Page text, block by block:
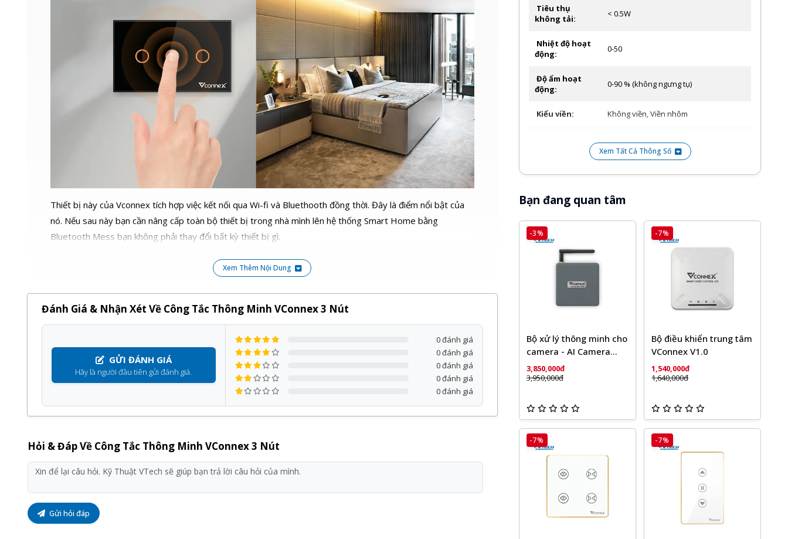
Thiết bị này của Vconnex tích hợp việc kết nối qua Wi-fi và Bluethooth đồng thời. Đây là điểm nổi bật của
nó. Nếu sau này bạn cần nâng cấp toàn bộ thiết bị trong nhà mình lên hệ thống Smart Home bằng
Bluetooth Mess bạn không phải thay đổi bất kỳ thiết bị gì.
Các tính năng của công tắc thông minh Vconnex
Xem Thêm Nội Dung
Đánh Giá & Nhận Xét Về Công Tắc Thông Minh VConnex 3 Nút
GỬI ĐÁNH GIÁ
Hãy là người đầu tiên gửi đánh giá.
0 đánh giá
0 đánh giá
0 đánh giá
0 đánh giá
0 đánh giá
Hỏi & Đáp Về Công Tắc Thông Minh VConnex 3 Nút
Gửi hỏi đáp
Tiêu thụ
không tải:
< 0.5W
Nhiệt độ hoạt
động:
0-50
Độ ẩm hoạt
động:
0-90 % (không ngưng tụ)
Kiểu viền: Không viền, Viền nhôm
(Vuông)
Màu sắc: Trắng, Đen
Ứng dụng
quản lý:
Vhomenex (iOS, Android)
Xem Tất Cả Thông Số
Bạn đang quan tâm
-3%
Bộ xử lý thông minh cho
camera - AI Camera
Hub
3,850,000đ
3,950,000đ
-7%
Bộ điều khiển trung tâm
VConnex V1.0
1,540,000đ
1,640,000đ
-7% -7%